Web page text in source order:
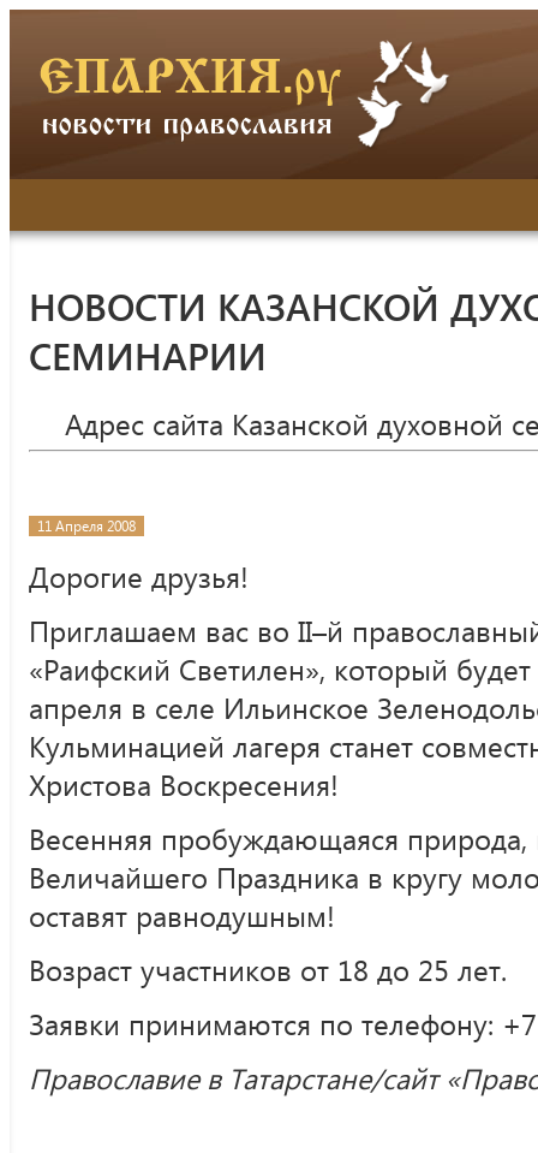
НОВОСТИ КАЗАНСКОЙ
СЕМИНАРИИ
Адрес сайта Казанской духовной
11 Апреля 2008
Дорогие друзья!
Приглашаем вас во II–й
«Раифский Светилен», который
апреля в селе Ильинское
Кульминацией лагеря станет
Христова Воскресения!
Весенняя пробуждающаяся
Величайшего Праздника в кругу
оставят равнодушным!
Возраст участников от 18 до 25 лет.
Заявки принимаются по телефону:
Православие в Татарстане/сайт